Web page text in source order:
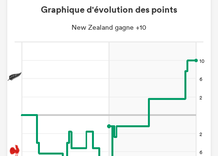
Graphique d'évolution des points
New Zealand gagne +10